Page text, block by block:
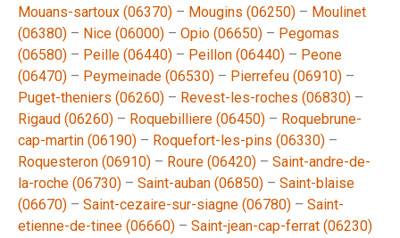
Mouans-sartoux (06370) – Mougins (06250) – Moulinet
(06380) – Nice (06000) – Opio (06650) – Pegomas
(06580) – Peille (06440) – Peillon (06440) – Peone
(06470) – Peymeinade (06530) – Pierrefeu (06910) –
Puget-theniers (06260) – Revest-les-roches (06830) –
Rigaud (06260) – Roquebilliere (06450) – Roquebrune-
cap-martin (06190) – Roquefort-les-pins (06330) –
Roquesteron (06910) – Roure (06420) – Saint-andre-de-
la-roche (06730) – Saint-auban (06850) – Saint-blaise
(06670) – Saint-cezaire-sur-siagne (06780) – Saint-
etienne-de-tinee (06660) – Saint-jean-cap-ferrat (06230)